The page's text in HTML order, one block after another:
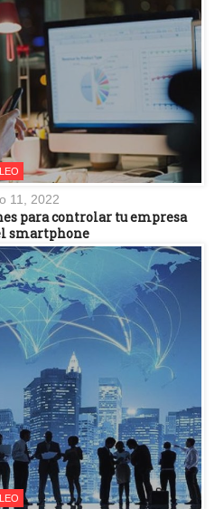
11, 2022
para controlar tu empresa
smartphone